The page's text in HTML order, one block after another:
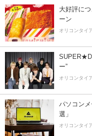
大好評に
ーン
オリコンタイ
ー”
オリコンタイ
パソコン
選」
オリコンタイ